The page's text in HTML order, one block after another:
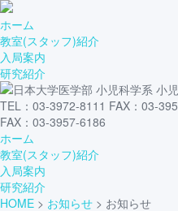
ホーム
教室(スタッフ)紹介
入局案内
研究紹介
TEL：03-3972-8111 FAX：03-
FAX：03-3957-6186
ホーム
教室(スタッフ)紹介
入局案内
研究紹介
HOME > お知らせ > お知らせ